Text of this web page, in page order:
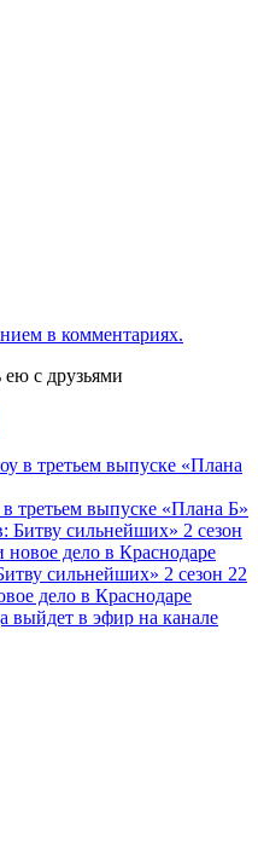
в комментариях.
ею с друзьями
третьем выпуске «Плана Б»
сильнейших» 2 сезон 22
дело в Краснодаре